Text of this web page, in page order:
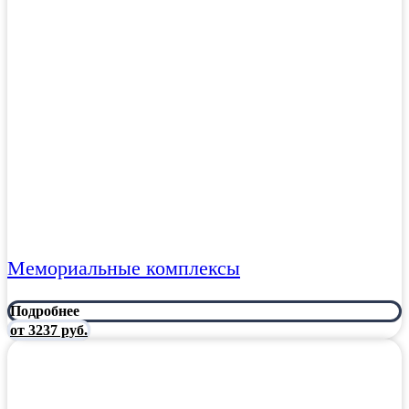
Мемориальные комплексы
Подробнее
от 3237 руб.